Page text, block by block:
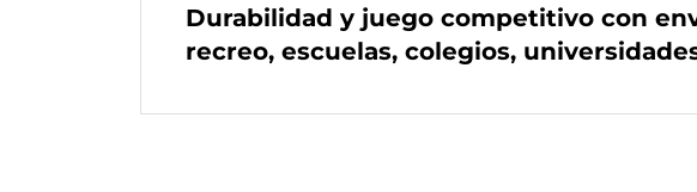
Durabilidad y juego competitivo con
recreo, escuelas, colegios,